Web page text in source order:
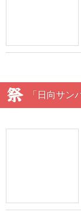
「日向サン